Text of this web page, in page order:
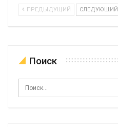
ПРЕДЫДУЩИЙ СЛЕДУЮЩИЙ
Поиск